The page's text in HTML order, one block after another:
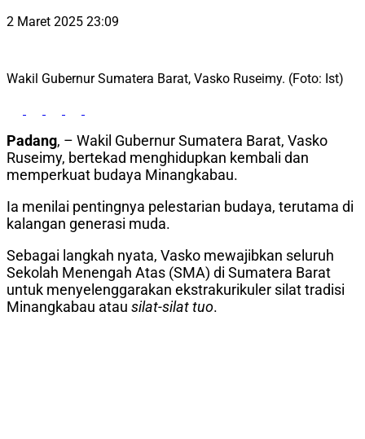
2 Maret 2025 23:09
Wakil Gubernur Sumatera Barat, Vasko Ruseimy. (Foto: Ist)
Padang, – Wakil Gubernur Sumatera Barat, Vasko
Ruseimy, bertekad menghidupkan kembali dan
memperkuat budaya Minangkabau.
Ia menilai pentingnya pelestarian budaya, terutama di
kalangan generasi muda.
Sebagai langkah nyata, Vasko mewajibkan seluruh
Sekolah Menengah Atas (SMA) di Sumatera Barat
untuk menyelenggarakan ekstrakurikuler silat tradisi
Minangkabau atau silat-silat tuo.